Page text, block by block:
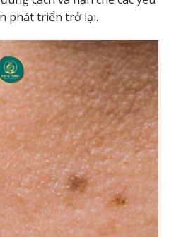
phát triển trở lại.